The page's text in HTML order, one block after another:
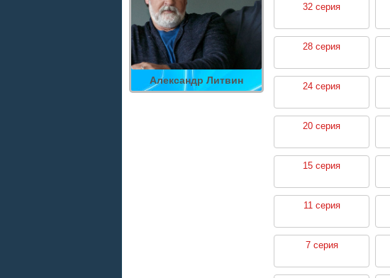
Александр Литвин
32 серия
28 серия
24 серия
20 серия
15 серия
11 серия
7 серия